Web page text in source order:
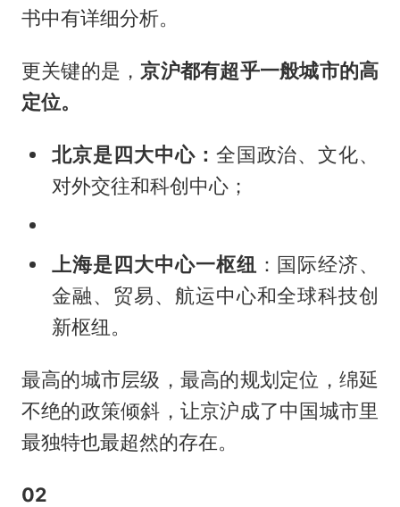
书中有详细分析。
更关键的是， 京沪都有超乎一般城市的高
定位。
北京是四大中心： 全国政治、文化、
对外交往和科创中心；
上海是四大中心一枢纽 ：国际经济、
金融、贸易、航运中心和全球科技创
新枢纽。
最高的城市层级，最高的规划定位，绵延
不绝的政策倾斜，让京沪成了中国城市里
最独特也最超然的存在。
02